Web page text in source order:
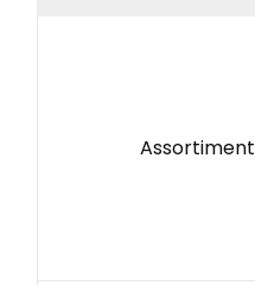
Assortiment